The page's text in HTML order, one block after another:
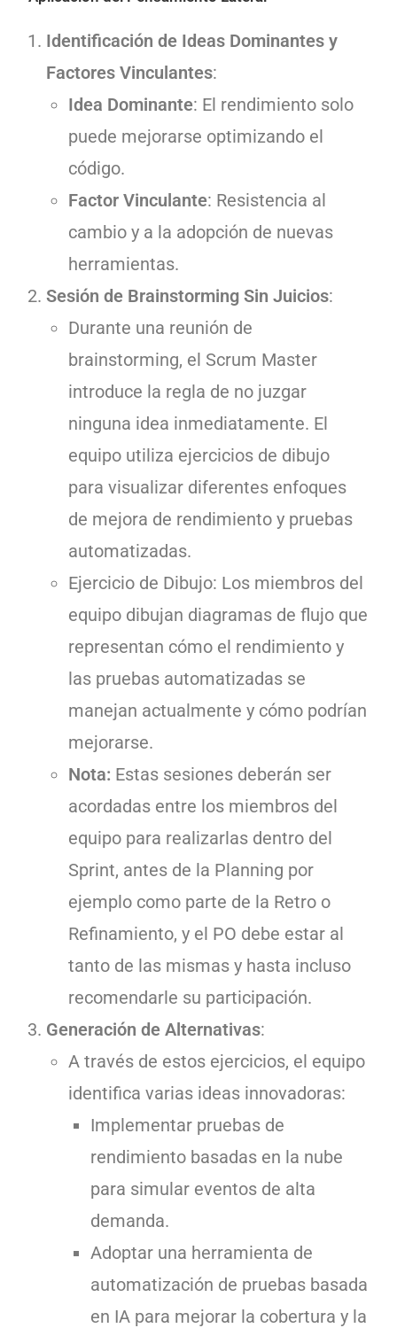
Identificación de Ideas Dominantes y
Factores Vinculantes:
Idea Dominante: El rendimiento solo
puede mejorarse optimizando el
código.
Factor Vinculante: Resistencia al
cambio y a la adopción de nuevas
herramientas.
Sesión de Brainstorming Sin Juicios:
Durante una reunión de
brainstorming, el Scrum Master
introduce la regla de no juzgar
ninguna idea inmediatamente. El
equipo utiliza ejercicios de dibujo
para visualizar diferentes enfoques
de mejora de rendimiento y pruebas
automatizadas.
Ejercicio de Dibujo: Los miembros del
equipo dibujan diagramas de flujo que
representan cómo el rendimiento y
las pruebas automatizadas se
manejan actualmente y cómo podrían
mejorarse.
Nota: Estas sesiones deberán ser
acordadas entre los miembros del
equipo para realizarlas dentro del
Sprint, antes de la Planning por
ejemplo como parte de la Retro o
Refinamiento, y el PO debe estar al
tanto de las mismas y hasta incluso
recomendarle su participación.
Generación de Alternativas:
A través de estos ejercicios, el equipo
identifica varias ideas innovadoras:
Implementar pruebas de
rendimiento basadas en la nube
para simular eventos de alta
demanda.
Adoptar una herramienta de
automatización de pruebas basada
en IA para mejorar la cobertura y la